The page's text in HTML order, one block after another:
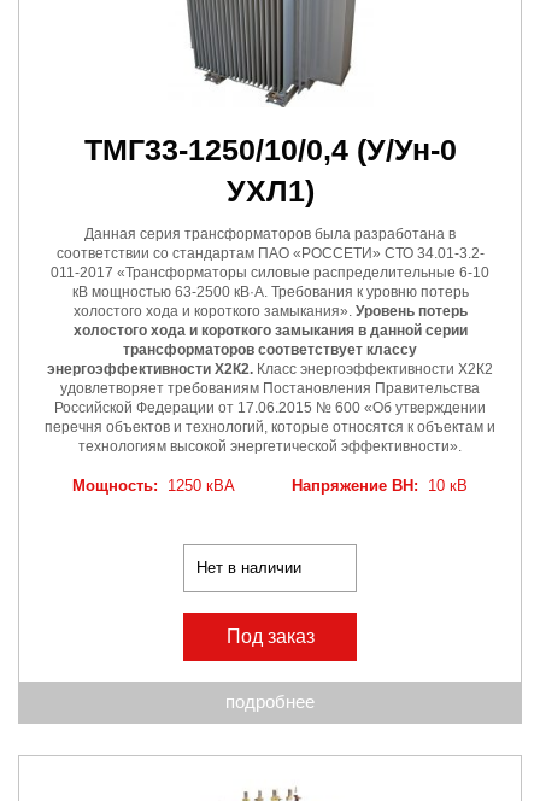
ТМГ33-1250/10/0,4 (У/Ун-0
УХЛ1)
Данная серия трансформаторов была разработана в
соответствии со стандартам ПАО «РОССЕТИ» СТО 34.01-3.2-
011-2017 «Трансформаторы силовые распределительные 6-10
кВ мощностью 63-2500 кВ·А. Требования к уровню потерь
холостого хода и короткого замыкания». Уровень потерь
холостого хода и короткого замыкания в данной серии
трансформаторов соответствует классу
энергоэффективности Х2К2. Класс энергоэффективности Х2К2
удовлетворяет требованиям Постановления Правительства
Российской Федерации от 17.06.2015 № 600 «Об утверждении
перечня объектов и технологий, которые относятся к объектам и
технологиям высокой энергетической эффективности».
Мощность: 1250 кВА Напряжение ВН: 10 кВ
Нет в наличии
Под заказ
подробнее